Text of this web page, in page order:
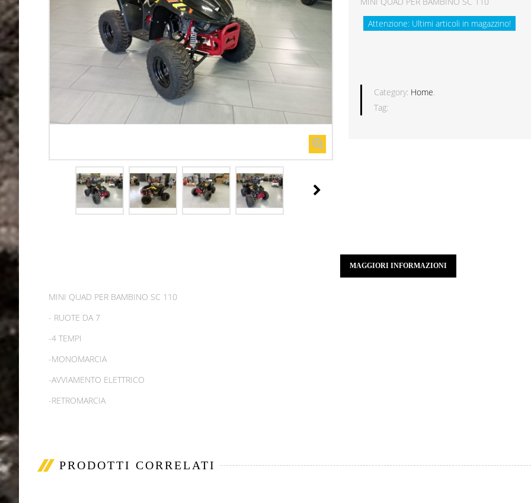
Attenzione: Ultimi articoli in magazzino!
Category: Home.
Tag:
MAGGIORI INFORMAZIONI
MINI QUAD PER BAMBINO SC 110
- RUOTE DA 7
-4 TEMPI
-MONOMARCIA
-AVVIAMENTO ELETTRICO
-RETROMARCIA
PRODOTTI CORRELATI